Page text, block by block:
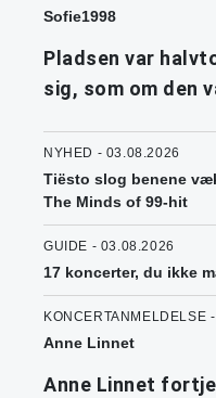
Sofie1998
Pladsen var
sig, som om den
NYHED - 03.08.2026
Tiësto slog benene
The Minds of 99-hit
GUIDE - 03.08.2026
17 koncerter, du ikke
KONCERTANMELDELSE
Anne Linnet
Anne Linnet